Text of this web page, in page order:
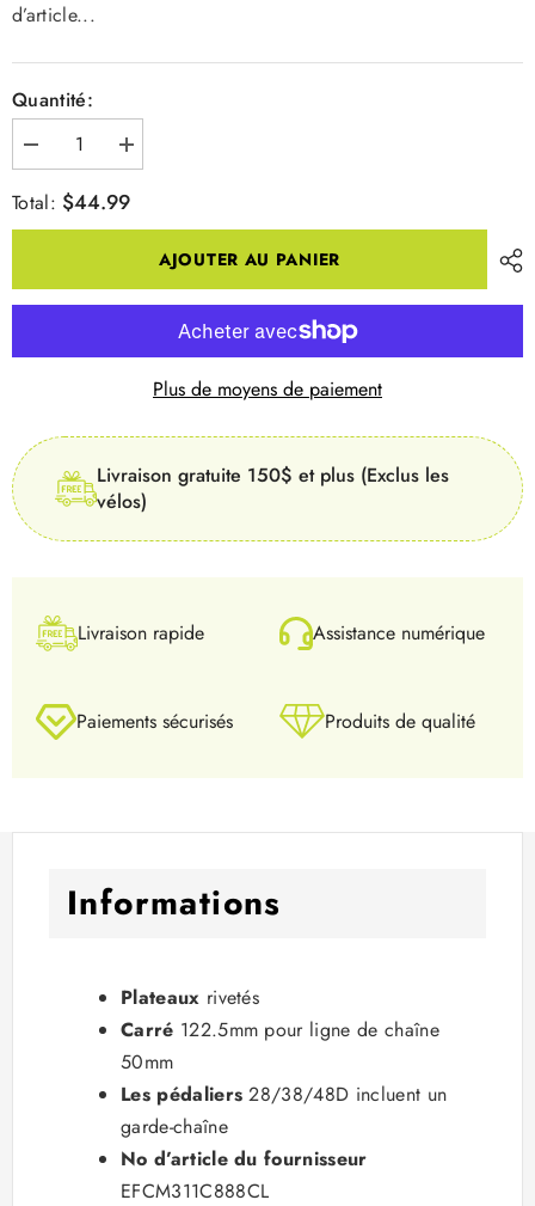
d’article...
Quantité:
Diminuer
la
quantité
pour
Augmenter
la
pour
Total: $44.99
AJOUTER AU PANIER
Plus de moyens de paiement
Livraison gratuite 150$ et plus (Exclus les
vélos)
Livraison rapide Assistance numérique
Paiements sécurisés Produits de qualité
Informations
Plateaux rivetés
Carré 122.5mm pour ligne de chaîne
50mm
Les pédaliers 28/38/48D incluent un
garde-chaîne
No d’article du fournisseur
EFCM311C888CL